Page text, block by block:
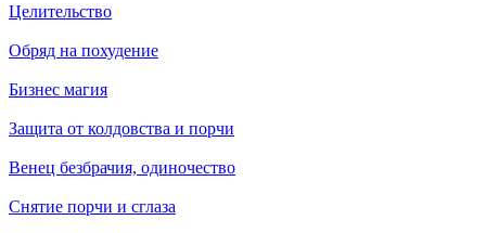
Целительство
Обряд на похудение
Бизнес магия
Защита от колдовства и порчи
Венец безбрачия, одиночество
Снятие порчи и сглаза